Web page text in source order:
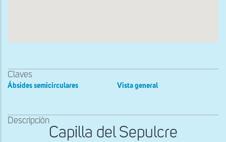
Claves
Ábsides semicirculares Vista general
Descripción
Capilla del Sepulcre